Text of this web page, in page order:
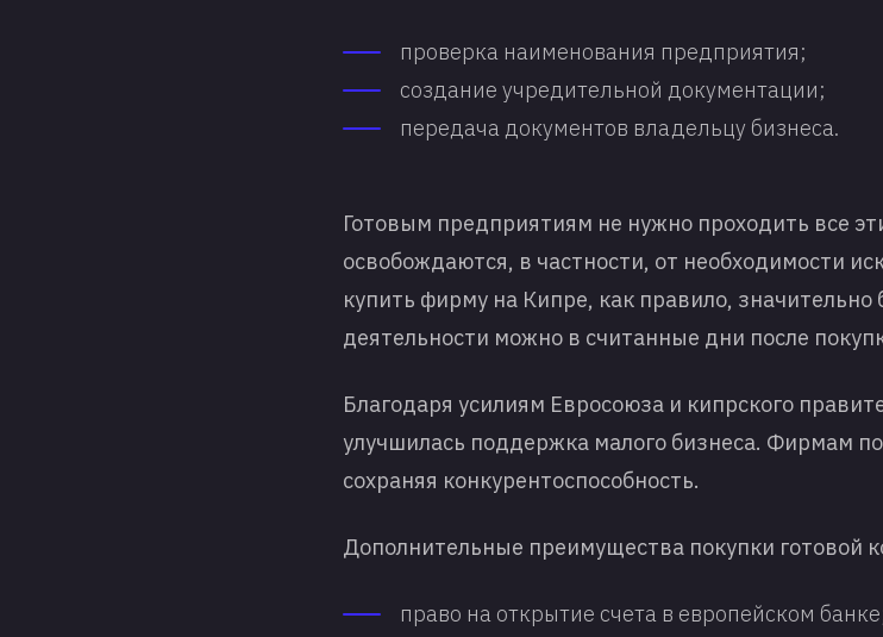
проверка наименования предприятия;
создание учредительной документации;
передача документов владельцу бизнеса.
Готовым предприятиям не нужно проходить все
освобождаются, в частности, от необходимости
купить фирму на Кипре, как правило, значительно
деятельности можно в считанные дни после
Благодаря усилиям Евросоюза и кипрского
улучшилась поддержка малого бизнеса. Фирмам
сохраняя конкурентоспособность.
Дополнительные преимущества покупки готовой
право на открытие счета в европейском